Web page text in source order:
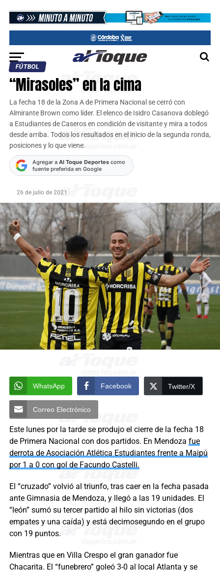
FÚTBOL
“Mirasoles” en la cima
La fecha 18 de la Zona A de Primera Nacional se cerró con
Almirante Brown como líder. El elenco de Isidro Casanova doblegó
a Estudiantes de Caseros en condición de visitante y mira a todos
desde arriba. Todos los resultados en el inicio de la segunda ronda,
posiciones y lo que viene.
Agregar a Al Toque Deportescomo
fuente preferida en Google
26 de julio de 2021
WhatsApp Facebook Twitter/X
Correo Electrónico
Este lunes por la tarde se produjo el cierre de la fecha 18
de Primera Nacional con dos partidos. En Mendoza fue
derrota de Asociación Atlética Estudiantes frente a Maipú
por 1 a 0 con gol de Facundo Castelli.
El “cruzado” volvió al triunfo, tras caer en la fecha pasada
ante Gimnasia de Mendoza, y llegó a las 19 unidades. El
“león” sumó su tercer partido al hilo sin victorias (dos
empates y una caída) y está decimosegundo en el grupo
con 19 puntos.
Mientras que en Villa Crespo el gran ganador fue
Chacarita. El “funebrero” goleó 3-0 al local Atlanta y se